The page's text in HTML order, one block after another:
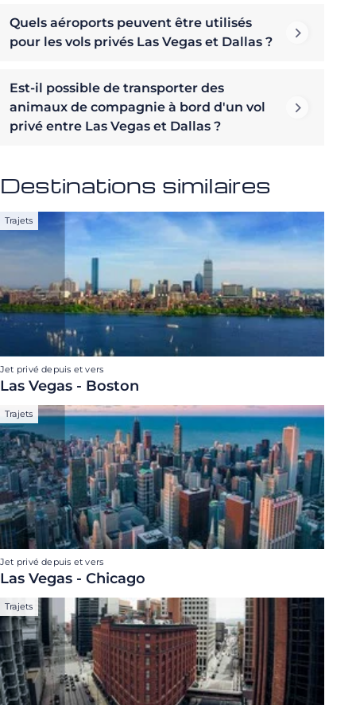
Quels aéroports peuvent être utilisés
pour les vols privés Las Vegas et Dallas ?
Est-il possible de transporter des
animaux de compagnie à bord d'un vol
privé entre Las Vegas et Dallas ?
Destinations similaires
Trajets
Jet privé depuis et vers
Las Vegas - Boston
Trajets
Jet privé depuis et vers
Las Vegas - Chicago
Trajets